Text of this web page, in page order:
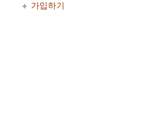
가입하기